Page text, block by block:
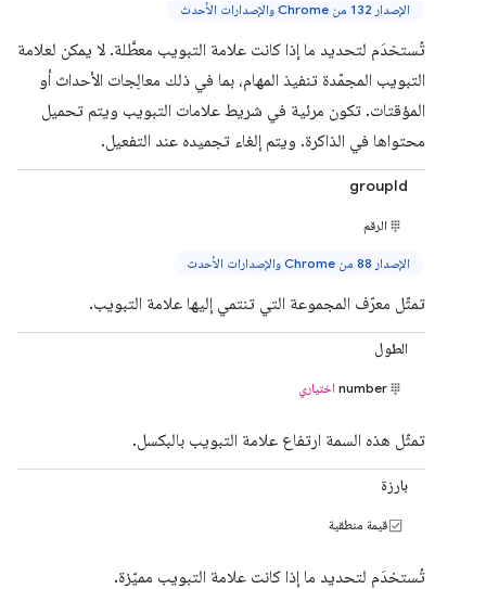
الإصدار 132 من Chrome والإصدارات الأحدث
تُستخدَم لتحديد ما إذا كانت علامة التبويب معطَّلة. لا يمكن لعلامة
التبويب المجمّدة تنفيذ المهام، بما في ذلك معالِجات الأحداث أو
المؤقتات. تكون مرئية في شريط علامات التبويب ويتم تحميل
محتواها في الذاكرة. ويتم إلغاء تجميده عند التفعيل.
groupId
الرقم
الإصدار 88 من Chrome والإصدارات الأحدث
تمثّل معرّف المجموعة التي تنتمي إليها علامة التبويب.
الطول
number اختياري
تمثّل هذه السمة ارتفاع علامة التبويب بالبكسل.
بارزة
قيمة منطقية
تُستخدَم لتحديد ما إذا كانت علامة التبويب مميّزة.